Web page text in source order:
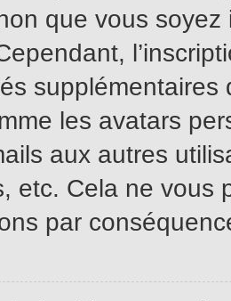
que vous
les avatars
aux autres
etc. Cela ne vous
par